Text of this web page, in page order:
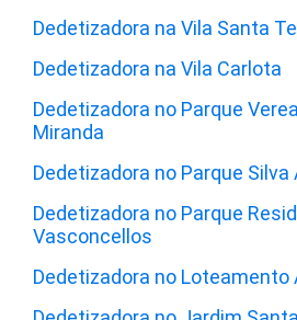
Dedetizadora na Vila Santa
Dedetizadora na Vila Carlota
Dedetizadora no Parque
Miranda
Dedetizadora no Parque Silva
Dedetizadora no Parque
Vasconcellos
Dedetizadora no Loteamento